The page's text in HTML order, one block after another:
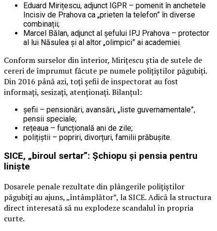
Eduard Mirițescu, adjunct IGPR – pomenit în anchetele
Incisiv de Prahova ca „prieten la telefon” în diverse
combinații;
Marcel Bălan, adjunct al șefului IPJ Prahova – protector
al lui Năsulea și al altor „olimpici” ai academiei.
Conform surselor din interior, Mirițescu știa de sutele de
cereri de împrumut făcute pe numele polițiștilor păgubiți.
Din 2016 până azi, toți șefii de inspectorat au fost
informați, sesizați, atenționați. Bilanțul:
șefii – pensionări, avansări, „liste guvernamentale”,
pensii speciale;
rețeaua – funcțională ani de zile;
polițiștii – popriri, divorțuri, familii prăbușite.
SICE, „biroul sertar”: Șchiopu și pensia pentru
liniște
Dosarele penale rezultate din plângerile polițiștilor
păgubiți au ajuns, „întâmplător”, la SICE. Adică la structura
direct interesată să nu explodeze scandalul în propria
curte.